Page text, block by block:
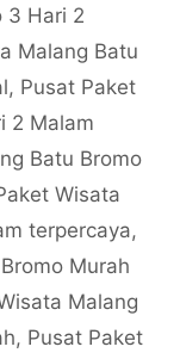
3 Hari 2
Malang Batu
, Pusat Paket
2 Malam
Batu Bromo
Wisata
terpercaya,
Murah
Malang
, Pusat Paket